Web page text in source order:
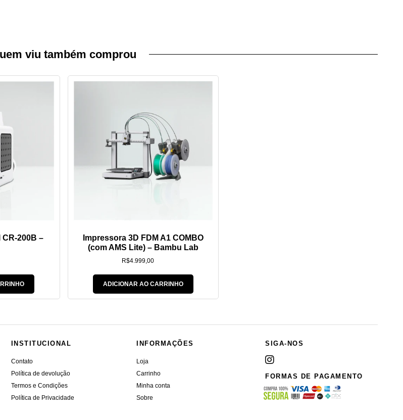
viu também comprou
CR-200B –
Impressora 3D FDM A1 COMBO
(com AMS Lite) – Bambu Lab
R$4.999,00
ADICIONAR AO CARRINHO
INSTITUCIONAL
Contato
Política de devolução
Termos e Condições
Política de Privacidade
INFORMAÇÕES
Loja
Carrinho
Minha conta
Sobre
SIGA-NOS
FORMAS DE PAGAMENTO